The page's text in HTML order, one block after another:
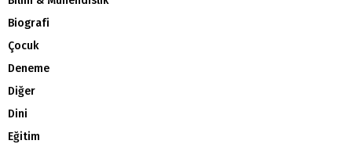
Biografi
Çocuk
Deneme
Diğer
Dini
Eğitim